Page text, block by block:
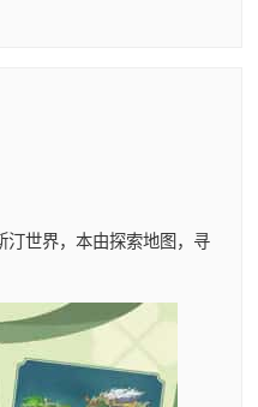
汀世界，本由探索地图，寻